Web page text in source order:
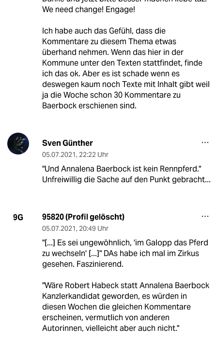
We need change! Engage!
Ich habe auch das Gefühl, dass die
Kommentare zu diesem Thema etwas
überhand nehmen. Wenn das hier in der
Kommune unter den Texten stattfindet, finde
ich das ok. Aber es ist schade wenn es
deswegen kaum noch Texte mit Inhalt gibt weil
ja die Woche schon 30 Kommentare zu
Baerbock erschienen sind.
Sven Günther
05.07.2021, 22:22 Uhr
"Und Annalena Baerbock ist kein Rennpferd."
Unfreiwillig die Sache auf den Punkt gebracht...
9G 95820 (Profil gelöscht)
05.07.2021, 20:49 Uhr
"[...] Es sei ungewöhnlich, 'im Galopp das Pferd
zu wechseln' [...]" DAs habe ich mal im Zirkus
gesehen. Faszinierend.
"Wäre Robert Habeck statt Annalena Baerbock
Kanzlerkandidat geworden, es würden in
diesen Wochen die gleichen Kommentare
erscheinen, vermutlich von anderen
Autorinnen, vielleicht aber auch nicht."